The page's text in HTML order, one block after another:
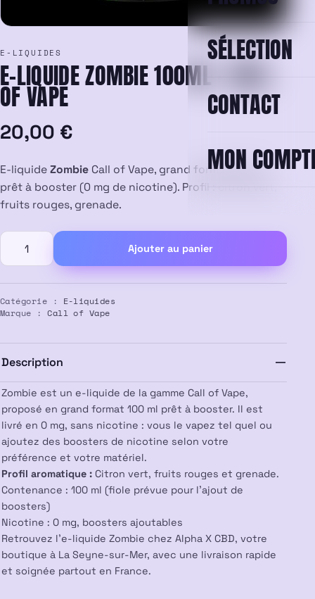
SÉLECTION
CONTACT
MON
E-LIQUIDES
E-LIQUIDE ZOMBIE 100ML – CALL
OF VAPE
20,00 €
E-liquide Zombie Call of Vape, grand format 100 ml
prêt à booster (0 mg de nicotine). Profil : citron vert,
fruits rouges, grenade.
quantité
E-
liquide
Zombie
100ml
Call
of
Ajouter au panier
Catégorie : E-liquides
Marque :Call of Vape
Description
Zombie est un e-liquide de la gamme Call of Vape,
proposé en grand format 100 ml prêt à booster. Il est
livré en 0 mg, sans nicotine : vous le vapez tel quel ou
ajoutez des boosters de nicotine selon votre
préférence et votre matériel.
Profil aromatique : Citron vert, fruits rouges et grenade.
Contenance : 100 ml (fiole prévue pour l’ajout de
boosters)
Nicotine : 0 mg, boosters ajoutables
Retrouvez l’e-liquide Zombie chez Alpha X CBD, votre
boutique à La Seyne-sur-Mer, avec une livraison rapide
et soignée partout en France.